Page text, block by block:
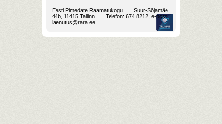
Eesti Pimedate Raamatukogu
Suur-Sõjamäe
44b, 11415 Tallinn
Telefon: 674 8212, e-post:
laenutus@rara.ee